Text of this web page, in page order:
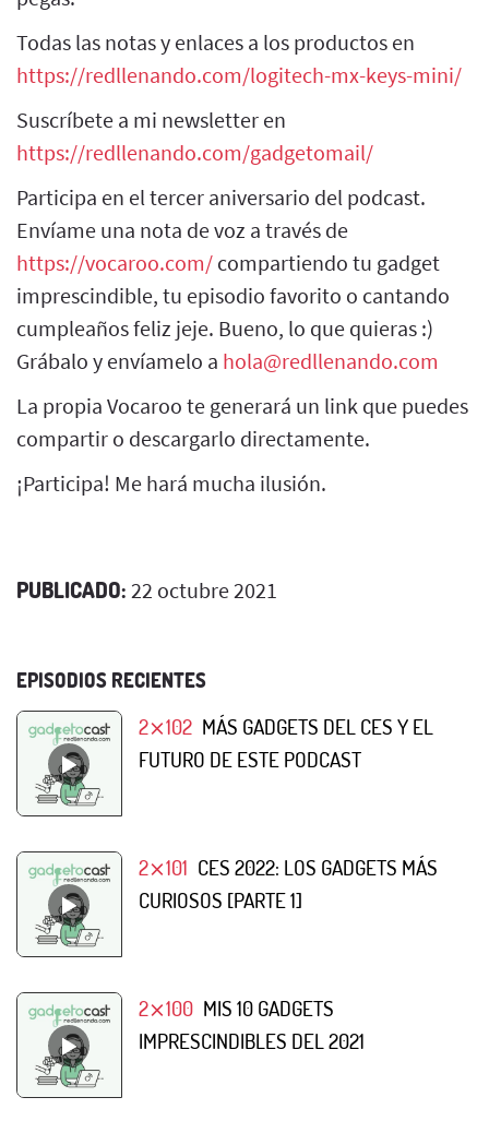
Todas las notas y enlaces a los productos en
https://redllenando.com/logitech-mx-keys-mini/
Suscríbete a mi newsletter en
https://redllenando.com/gadgetomail/
Participa en el tercer aniversario del podcast.
Envíame una nota de voz a través de
https://vocaroo.com/ compartiendo tu gadget
imprescindible, tu episodio favorito o cantando
cumpleaños feliz jeje. Bueno, lo que quieras :)
Grábalo y envíamelo a hola@redllenando.com
La propia Vocaroo te generará un link que puedes
compartir o descargarlo directamente.
¡Participa! Me hará mucha ilusión.
PUBLICADO: 22 octubre 2021
EPISODIOS RECIENTES
2⨯102 MÁS GADGETS DEL CES Y EL
FUTURO DE ESTE PODCAST
2⨯101 CES 2022: LOS GADGETS MÁS
CURIOSOS [PARTE 1]
2⨯100 MIS 10 GADGETS
IMPRESCINDIBLES DEL 2021